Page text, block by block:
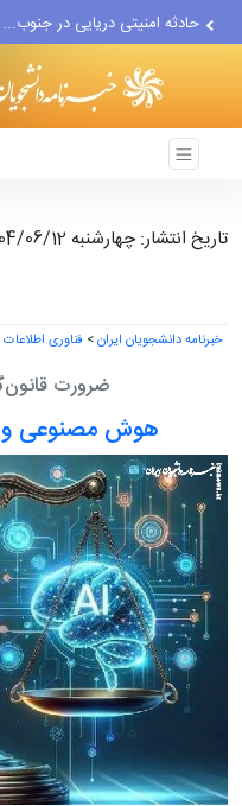
حادثه امنیتی دریایی در جنوب...
تاریخ انتشار: چهارشنبه 1404/06/12 - 02:17
خبرنامه دانشجویان ایران> فناوری اطلاعات
ضرورت
هوش مصنوعی